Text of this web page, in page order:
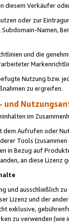
diesem Verkäufer
oder zur
Namen,
und die
Nutzung bzw.
zu ergreifen.
und
im
dem Aufrufen oder
Tools (zusammen
in Bezug auf
an diese Lizenz
und ausschließlich
Lizenz und der
exklusive,
zu verwenden